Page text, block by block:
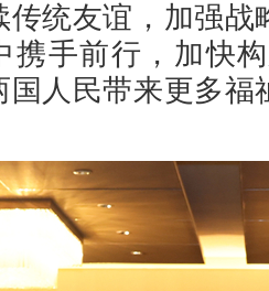
传统友谊，加强
携手前行，加快
国人民带来更多